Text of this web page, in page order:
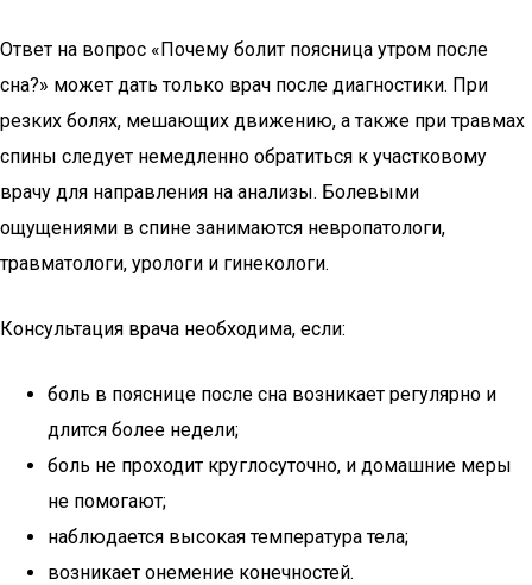
Ответ на вопрос «Почему болит поясница утром после
сна?» может дать только врач после диагностики. При
резких болях, мешающих движению, а также при травмах
спины следует немедленно обратиться к участковому
врачу для направления на анализы. Болевыми
ощущениями в спине занимаются невропатологи,
травматологи, урологи и гинекологи.
Консультация врача необходима, если:
боль в пояснице после сна возникает регулярно и
длится более недели;
боль не проходит круглосуточно, и домашние меры
не помогают;
наблюдается высокая температура тела;
возникает онемение конечностей.